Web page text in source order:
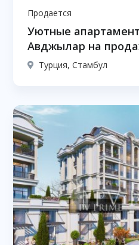
Продается
Уютные
Авджылар на
Турция, Стамбул